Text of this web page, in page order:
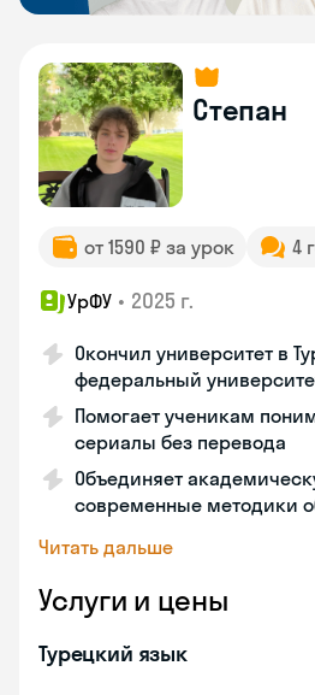
Степан
от 1590 ₽ за урок 4
УрФУ • 2025 г.
Окончил университет в
федеральный
Помогает ученикам
сериалы без перевода
Объединяет
современные методики
Читать дальше
Услуги и цены
Турецкий язык